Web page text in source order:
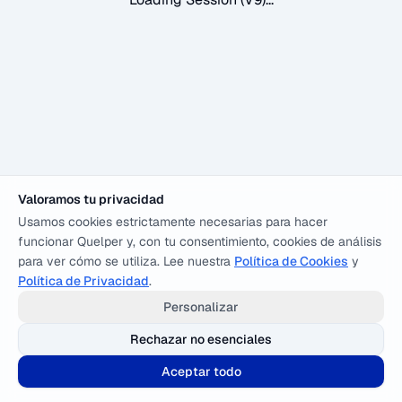
Valoramos tu privacidad
Usamos cookies estrictamente necesarias para hacer
funcionar Quelper y, con tu consentimiento, cookies de análisis
para ver cómo se utiliza. Lee nuestra Política de Cookies y
Política de Privacidad.
Personalizar
Rechazar no esenciales
Aceptar todo